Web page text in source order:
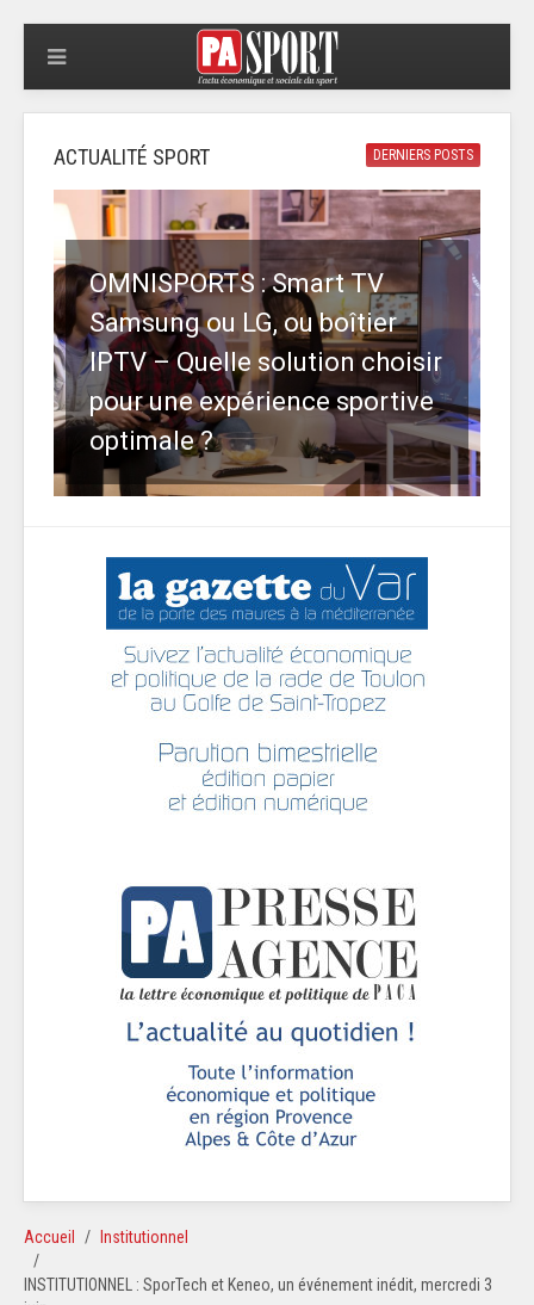
DERNIERS POSTS
ACTUALITÉ SPORT
OMNISPORTS : Smart TV
Samsung ou LG, ou boîtier
IPTV – Quelle solution choisir
pour une expérience sportive
optimale ?
Accueil Institutionnel
INSTITUTIONNEL : SporTech et Keneo, un événement inédit, mercredi 3